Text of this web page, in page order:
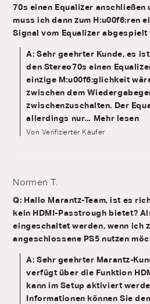
70s einen Equalizer anschließen
muss ich dann zum H:u00f6:ren
Signal vom Equalizer abgespielt
A: Sehr geehrter Kunde, es
den Stereo70s einen
einzige M:u00f6:glichkeit
zwischen dem
zwischenzuschalten. Der
allerdings nur... Mehr lesen
Von Verifizierter Käufer
Normen T.
Q: Hallo Marantz-Team, ist es
kein HDMI-Passtrough bietet?
eingeschaltet werden, wenn ich
angeschlossene PS5 nutzen
A: Sehr geehrter Marantz-
verfügt über die Funktion
kann im Setup aktiviert
Informationen können Sie